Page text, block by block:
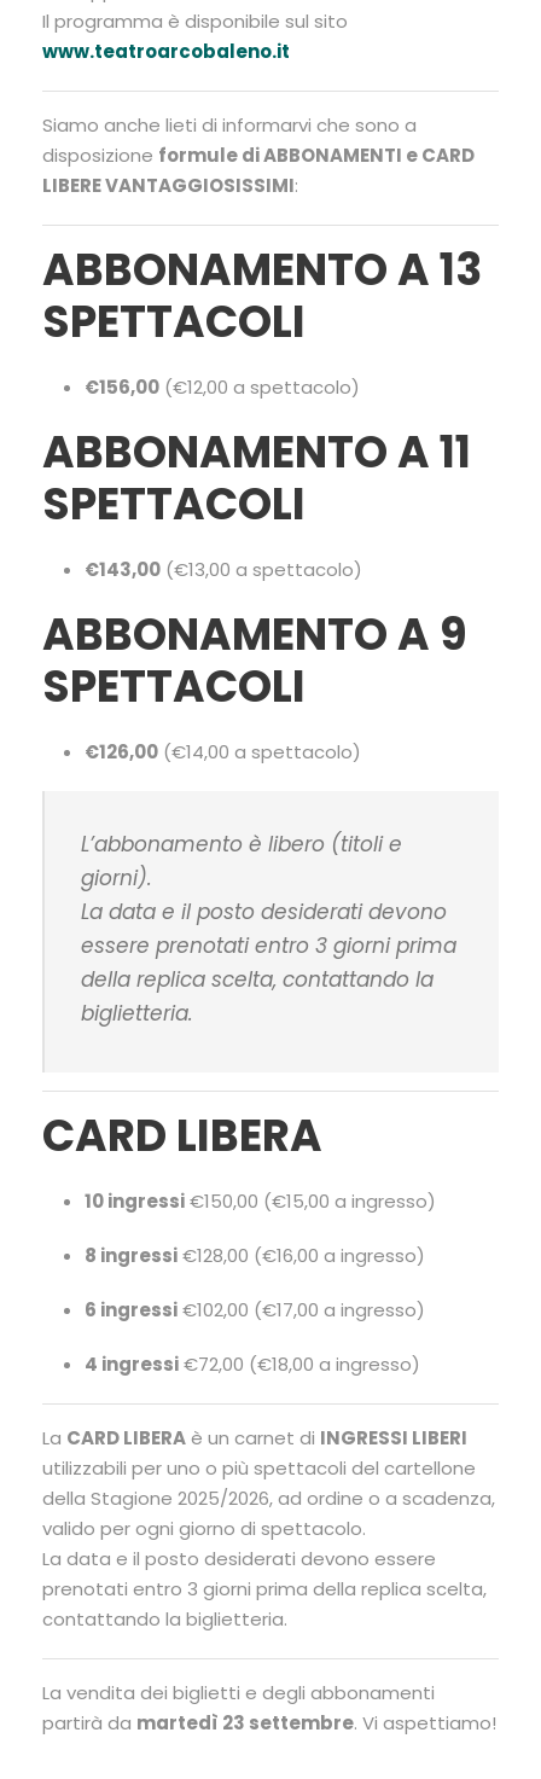
Il programma è disponibile sul sito
www.teatroarcobaleno.it
Siamo anche lieti di informarvi che sono a
disposizione formule di ABBONAMENTI e CARD
LIBERE VANTAGGIOSISSIMI:
ABBONAMENTO A 13
SPETTACOLI
€156,00 (€12,00 a spettacolo)
ABBONAMENTO A 11
SPETTACOLI
€143,00 (€13,00 a spettacolo)
ABBONAMENTO A 9
SPETTACOLI
€126,00 (€14,00 a spettacolo)
L’abbonamento è libero (titoli e
giorni).
La data e il posto desiderati devono
essere prenotati entro 3 giorni prima
della replica scelta, contattando la
biglietteria.
CARD LIBERA
10 ingressi€150,00 (€15,00 a ingresso)
8 ingressi€128,00 (€16,00 a ingresso)
6 ingressi€102,00 (€17,00 a ingresso)
4 ingressi€72,00 (€18,00 a ingresso)
La CARD LIBERAè un carnet di INGRESSI LIBERI
utilizzabili per uno o più spettacoli del cartellone
della Stagione 2025/2026, ad ordine o a scadenza,
valido per ogni giorno di spettacolo.
La data e il posto desiderati devono essere
prenotati entro 3 giorni prima della replica scelta,
contattando la biglietteria.
La vendita dei biglietti e degli abbonamenti
partirà da martedì 23 settembre. Vi aspettiamo!